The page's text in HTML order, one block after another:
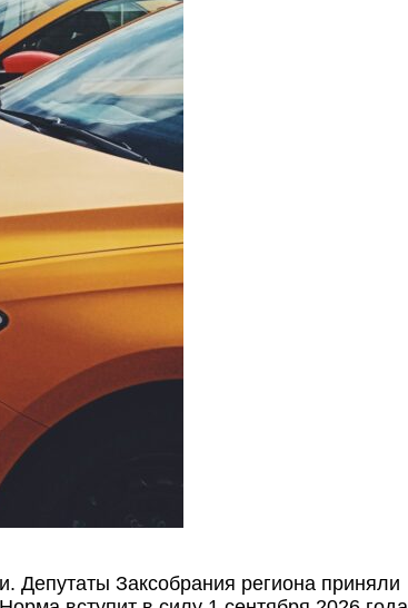
Депутаты Заксобрания региона приняли